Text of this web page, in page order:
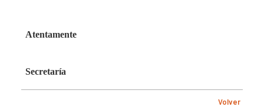
Atentamente
Secretaría
Volver